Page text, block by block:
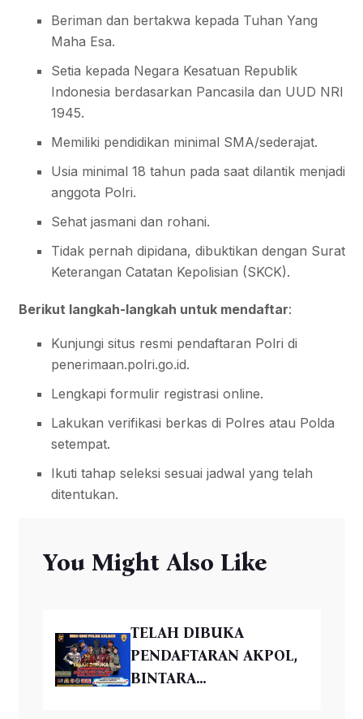
Beriman dan bertakwa kepada Tuhan Yang
Maha Esa.
Setia kepada Negara Kesatuan Republik
Indonesia berdasarkan Pancasila dan UUD NRI
1945.
Memiliki pendidikan minimal SMA/sederajat.
Usia minimal 18 tahun pada saat dilantik menjadi
anggota Polri.
Sehat jasmani dan rohani.
Tidak pernah dipidana, dibuktikan dengan Surat
Keterangan Catatan Kepolisian (SKCK).
Berikut langkah-langkah untuk mendaftar:
Kunjungi situs resmi pendaftaran Polri di
penerimaan.polri.go.id.
Lengkapi formulir registrasi online.
Lakukan verifikasi berkas di Polres atau Polda
setempat.
Ikuti tahap seleksi sesuai jadwal yang telah
ditentukan.
You Might Also Like
TELAH DIBUKA
PENDAFTARAN AKPOL,
BINTARA...